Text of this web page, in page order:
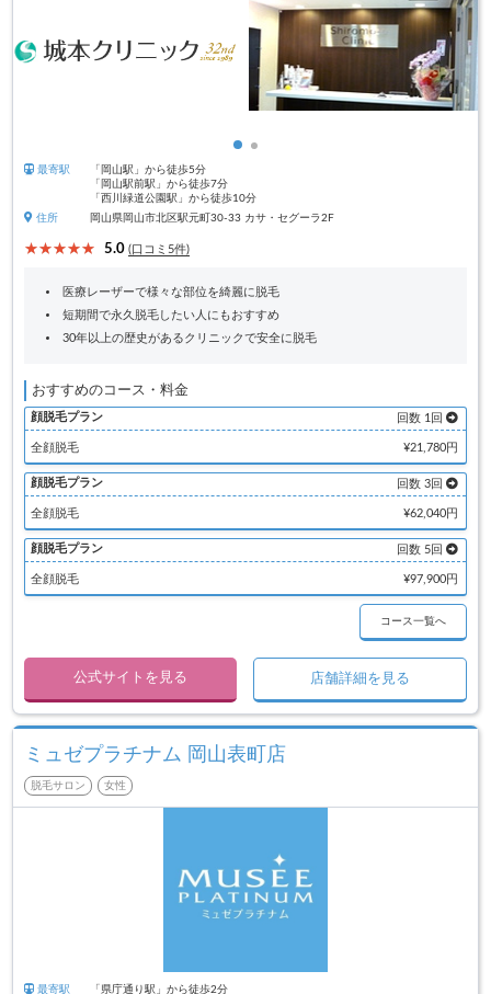
最寄駅
「岡山駅」から徒歩5分
「岡山駅前駅」から徒歩7分
「西川緑道公園駅」から徒歩10分
住所
岡山県岡山市北区駅元町30-33 カサ・セグーラ2F
5.0 (口コミ5件)
医療レーザーで様々な部位を綺麗に脱毛
短期間で永久脱毛したい人にもおすすめ
30年以上の歴史があるクリニックで安全に脱毛
おすすめのコース・料金
顔脱毛プラン 回数 1回
全顔脱毛 ¥21,780円
顔脱毛プラン 回数 3回
全顔脱毛 ¥62,040円
顔脱毛プラン 回数 5回
全顔脱毛 ¥97,900円
コース一覧へ
公式サイトを見る 店舗詳細を見る
ミュゼプラチナム 岡山表町店
脱毛サロン 女性
最寄駅
「県庁通り駅」から徒歩2分